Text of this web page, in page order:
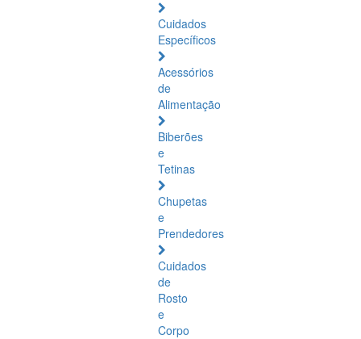
Cuidados
Específicos
Acessórios
de
Alimentação
Biberões
e
Tetinas
Chupetas
e
Prendedores
Cuidados
de
Rosto
e
Corpo